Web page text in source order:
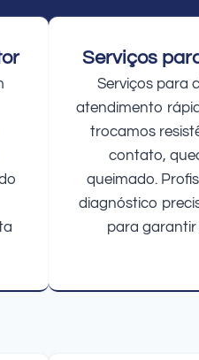
Serviços
Serviços para
atendimento
trocamos
contato,
queimado.
diagnóstico
para